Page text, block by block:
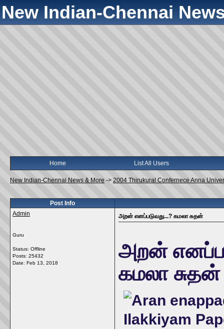
New Indian-Chennai
Home List All Users
New Indian-Chennai News & More -> 2004 Thirukural Confernece Anna
Post Info
Admin
Guru
Status: Offline
Posts: 25432
Date: Feb 13, 2018
அறன் எனப்படுவது...? கமலா சுதன்
அறன்
கமலா சுதன்